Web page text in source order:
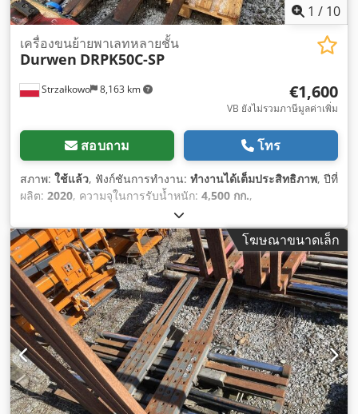
1 / 10
Strzałkowo 8,163 km
เครื่องขนย้ายพาเลทหลายชั้น
Durwen DRPK50C-SP
€1,600
VB ยังไม่รวมภาษีมูลค่าเพิ่ม
สอบถาม โทร
สภาพ: ใช้แล้ว, ฟังก์ชันการทำงาน: ทำงานได้เต็มประสิทธิภาพ, ปีที่
ผลิต: 2020, ความจุในการรับน้ำหนัก: 4,500 กก.,
โฆษณาขนาดเล็ก